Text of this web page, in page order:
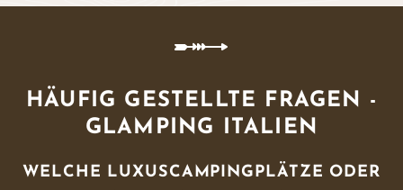
HÄUFIG GESTELLTE FRAGEN -
GLAMPING ITALIEN
WELCHE LUXUSCAMPINGPLÄTZE ODER